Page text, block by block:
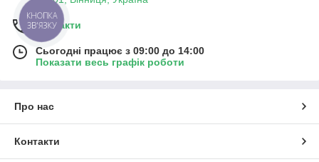
Контакти
Сьогодні працює з 09:00 до 14:00
Показати весь графік роботи
Про нас
Контакти
КНОПКА
ЗВ'ЯЗКУ